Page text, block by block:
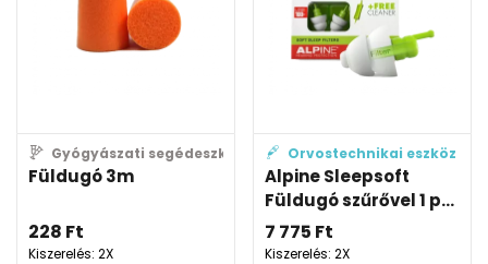
Gyógyászati segédeszköz
Füldugó 3m
228 Ft
Kiszerelés: 2X
Orvostechnikai eszköz
Alpine Sleepsoft
Füldugó szűrővel 1 p...
7 775 Ft
Kiszerelés: 2X